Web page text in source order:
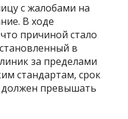
с жалобами на
В ходе
причиной стало
в
за пределами
стандартам, срок
должен превышать